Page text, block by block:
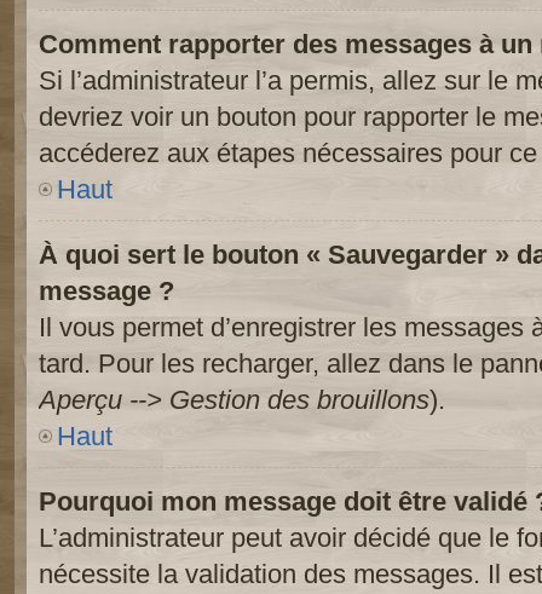
Comment rapporter des messages à
Si l’administrateur l’a permis, allez sur le
devriez voir un bouton pour rapporter le
accéderez aux étapes nécessaires pour
Haut
À quoi sert le bouton « Sauvegarder »
message ?
Il vous permet d’enregistrer les messages
tard. Pour les recharger, allez dans le
Aperçu --> Gestion des brouillons).
Haut
Pourquoi mon message doit être validé
L’administrateur peut avoir décidé que le
nécessite la validation des messages. Il